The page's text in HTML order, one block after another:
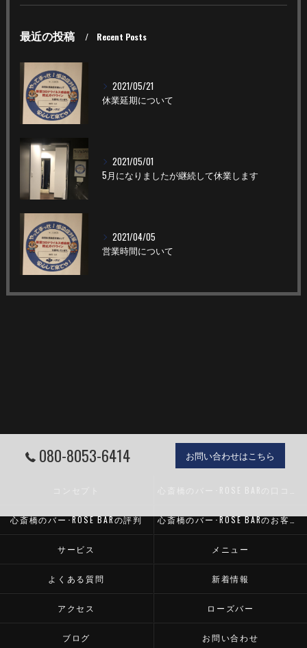
最近の投稿 Recent Posts
2021/05/21
休業延期について
2021/05/01
5月になりましたが継続して休業します
2021/04/05
営業時間について
080-8053-6414 お問い合わせはこちら
心斎橋のバー･ROSE BARの評判 心斎橋のバー･ROSE BARのお客様の声
サービス メニュー
よくある質問 新着情報
アクセス ローズバー
ブログ お問い合わせ